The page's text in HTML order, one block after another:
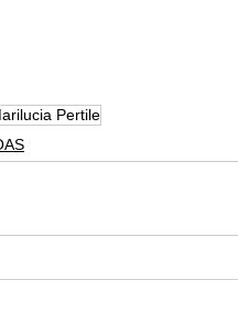
Pertile